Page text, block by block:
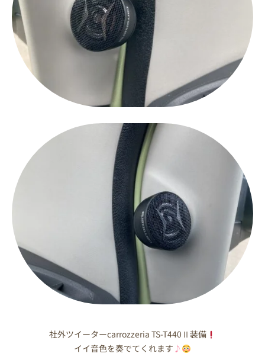
社外ツイーターcarrozzeria TS-T440Ⅱ装備
イイ音色を奏でてくれます ♪